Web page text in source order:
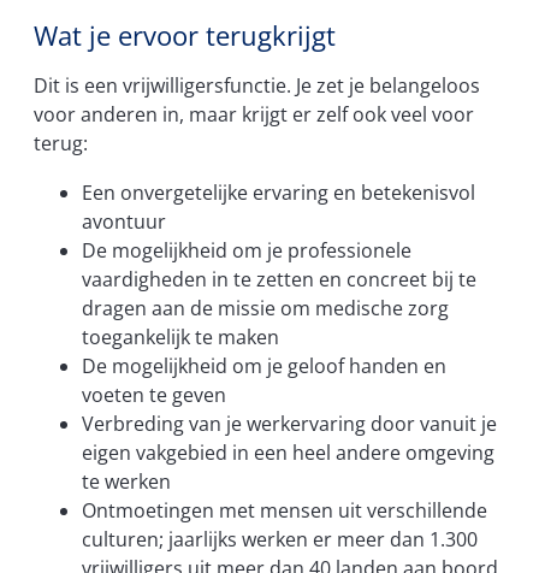
Wat je ervoor terugkrijgt
Dit is een vrijwilligersfunctie. Je zet je belangeloos
voor anderen in, maar krijgt er zelf ook veel voor
terug:
Een onvergetelijke ervaring en betekenisvol
avontuur
De mogelijkheid om je professionele
vaardigheden in te zetten en concreet bij te
dragen aan de missie om medische zorg
toegankelijk te maken
De mogelijkheid om je geloof handen en
voeten te geven
Verbreding van je werkervaring door vanuit je
eigen vakgebied in een heel andere omgeving
te werken
Ontmoetingen met mensen uit verschillende
culturen; jaarlijks werken er meer dan 1.300